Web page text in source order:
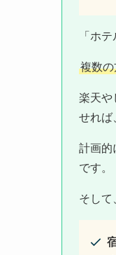
「ホ
複数
楽天や
せれば
計画的
です。
そして